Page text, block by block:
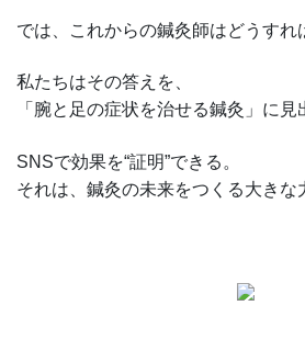
では、これからの鍼灸師はどうすれ
私たちはその答えを、
「腕と足の症状を治せる鍼灸」に見
SNSで効果を“証明”できる。
それは、鍼灸の未来をつくる大きな